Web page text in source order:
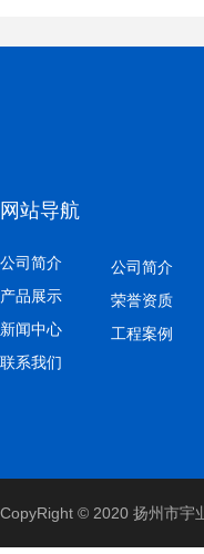
网站导航
公司简介
产品展示
新闻中心
联系我们
公司简介
荣誉资质
工程案例
CopyRight © 2020 扬州市宇